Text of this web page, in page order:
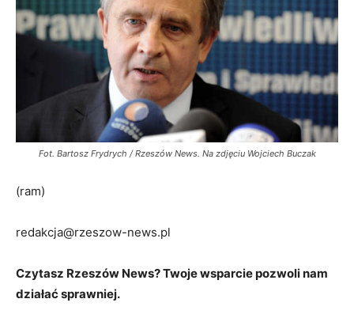
Fot. Bartosz Frydrych / Rzeszów News. Na zdjęciu Wojciech Buczak
(ram)
redakcja@rzeszow-news.pl
Czytasz Rzeszów News? Twoje wsparcie pozwoli nam
działać sprawniej.